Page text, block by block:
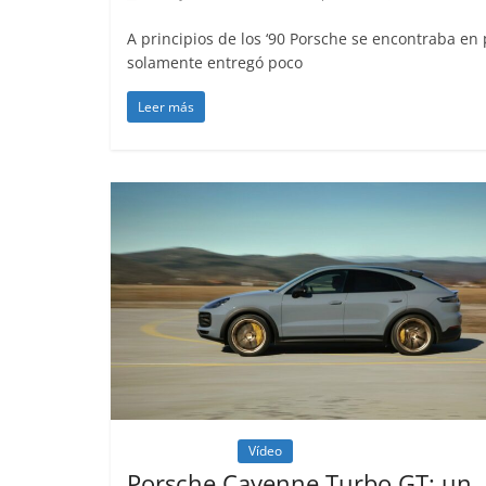
A principios de los ‘90 Porsche se encontraba
solamente entregó poco
Leer más
Vídeo